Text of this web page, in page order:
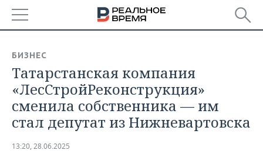
БАШКОРТОСТАН
ТАТАРСТАН
УДМУРТИЯ
НОВОСТИ
АНАЛИТИКА
НОВОСТИ АНАЛИТИКИ
ДЕКЛАРАЦИИ О ДОХОДАХ
ЭКОНОМИКА
НОВОСТИ ЭКОНОМИКИ
ПРОМЫШЛЕННОСТЬ
БИЗНЕС
Татарстанская компания
«ЛесСтройРеконструкция»
сменила собственника — им
стал депутат из Нижневартовска
13:20, 28.06.2025